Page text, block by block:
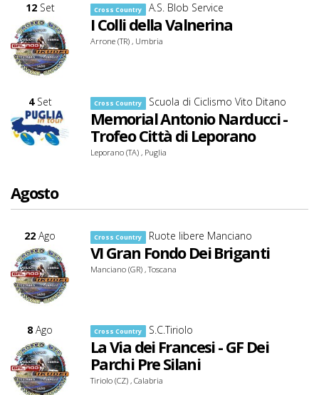
12Set Cross Country A.S. Blob Service
I Colli della Valnerina
Arrone (TR) , Umbria
4Set Cross Country Scuola di Ciclismo Vito Ditano
Memorial Antonio Narducci -
Trofeo Città di Leporano
Leporano (TA) , Puglia
Agosto
22 Ago Cross Country Ruote libere Manciano
VI Gran Fondo Dei Briganti
Manciano (GR) , Toscana
8 Ago Cross Country S.C.Tiriolo
La Via dei Francesi - GF Dei
Parchi Pre Silani
Tiriolo (CZ) , Calabria